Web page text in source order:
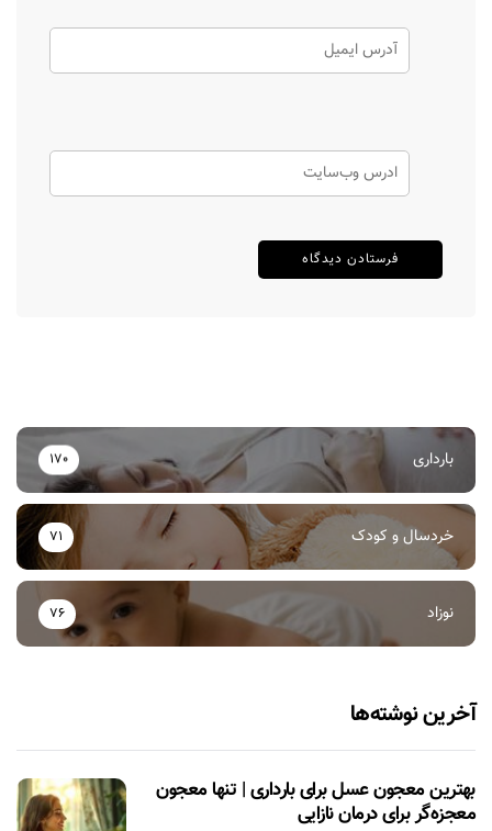
بارداری 170
خردسال و کودک 71
نوزاد 76
آخرین نوشته‌ها
بهترین معجون عسل برای بارداری | تنها معجون
معجزه‌گر برای درمان نازایی